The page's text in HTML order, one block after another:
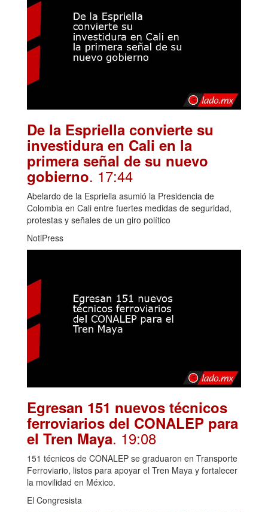
De la Espriella convierte su
investidura en Cali en la
primera señal de su nuevo
gobierno. 17:44
Abelardo de la Espriella asumió la Presidencia de
Colombia en Cali entre fuertes medidas de seguridad,
protestas y señales de un giro político
NotiPress
Egresan 151 nuevos técnicos
ferroviarios del CONALEP para
el Tren Maya. 19:08
151 técnicos de CONALEP se graduaron en Transporte
Ferroviario, listos para apoyar el Tren Maya y fortalecer
la movilidad en México.
El Congresista